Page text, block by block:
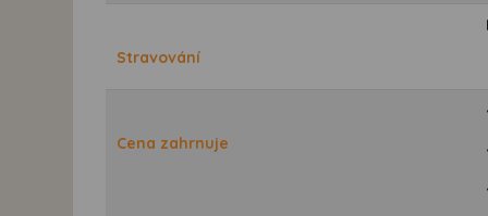
Stravování
Cena zahrnuje